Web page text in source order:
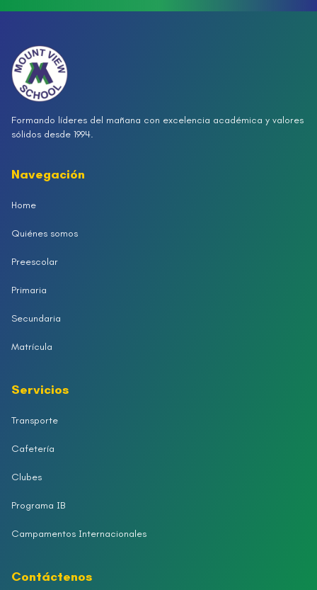
Formando líderes del mañana con excelencia académica y valores
sólidos desde 1994.
Navegación
Home
Quiénes somos
Preescolar
Primaria
Secundaria
Matrícula
Servicios
Transporte
Cafetería
Clubes
Programa IB
Campamentos Internacionales
Contáctenos